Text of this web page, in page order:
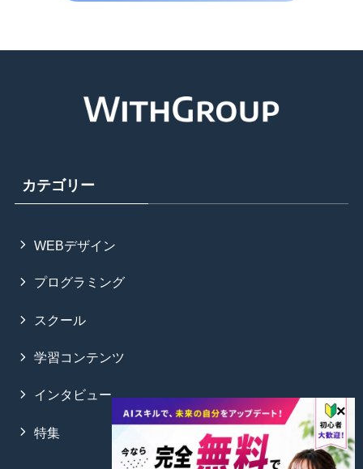
カテゴリー
WEBデザイン
プログラミング
スクール
学習コンテンツ
インタビュー
特集